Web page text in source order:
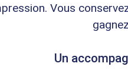
Vous
Un